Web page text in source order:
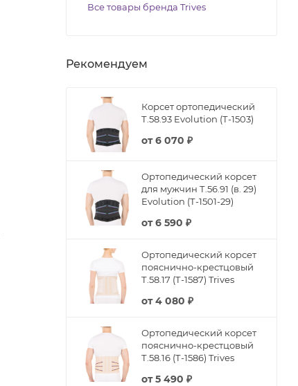
Все товары бренда Trives
Рекомендуем
Корсет ортопедический
Т.58.93 Evolution (Т-1503)
от6 070 ₽
Ортопедический корсет
для мужчин Т.56.91 (в. 29)
Evolution (Т-1501-29)
от6 590 ₽
Ортопедический корсет
пояснично-крестцовый
Т.58.17 (Т-1587) Trives
от4 080 ₽
Ортопедический корсет
пояснично-крестцовый
Т.58.16 (Т-1586) Trives
от5 490 ₽